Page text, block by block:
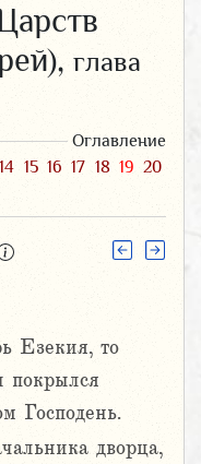
глава
Оглавление
14 15 16 17 18 19 20
Езекия, то
покрылся
Господень.
дворца,